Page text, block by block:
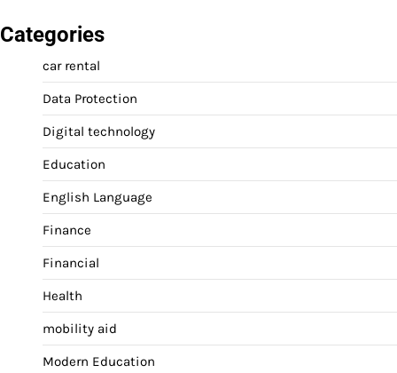
Categories
car rental
Data Protection
Digital technology
Education
English Language
Finance
Financial
Health
mobility aid
Modern Education